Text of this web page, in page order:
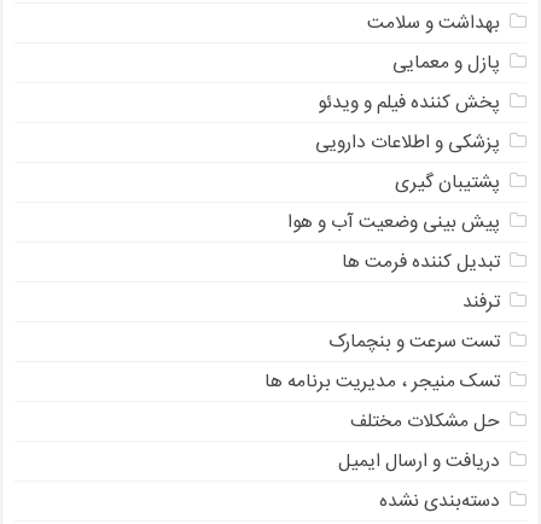
بهداشت و سلامت
پازل و معمایی
پخش کننده فیلم و ویدئو
پزشکی و اطلاعات دارویی
پشتیبان گیری
پیش بینی وضعیت آب و هوا
تبدیل کننده فرمت ها
ترفند
تست سرعت و بنچمارک
تسک منیجر ، مدیریت برنامه ها
حل مشکلات مختلف
دریافت و ارسال ایمیل
دسته‌بندی نشده